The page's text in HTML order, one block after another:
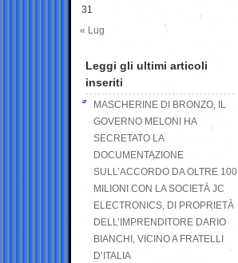
31
« Lug
Leggi gli ultimi articoli
inseriti
MASCHERINE DI BRONZO, IL
GOVERNO MELONI HA
SECRETATO LA
DOCUMENTAZIONE
SULL’ACCORDO DA OLTRE 100
MILIONI CON LA SOCIETÀ JC
ELECTRONICS, DI PROPRIETÀ
DELL’IMPRENDITORE DARIO
BIANCHI, VICINO A FRATELLI
D’ITALIA